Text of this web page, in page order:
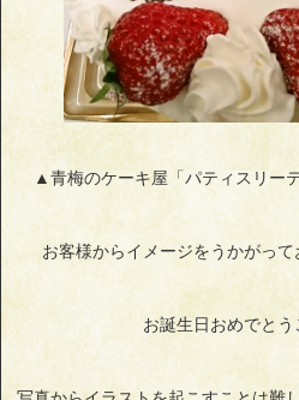
▲青梅のケーキ屋「パティスリー
お客様からイメージをうかがって
お誕生日おめでと